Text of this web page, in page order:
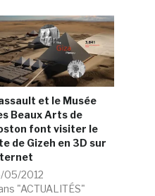
et le Musée
Beaux Arts de
font visiter le
de Gizeh en 3D sur
05/2012
"ACTUALITÉS"